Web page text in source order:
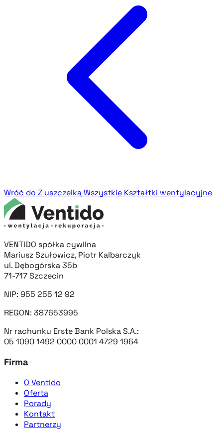
Wróć do Z uszczelkąWszystkie Kształtki wentylacyjne
VENTIDO spółka cywilna
Mariusz Szułowicz, Piotr Kalbarczyk
ul. Dębogórska 35b
71-717 Szczecin
NIP: 955 255 12 92
REGON: 387653995
Nr rachunku Erste Bank Polska S.A.:
05 1090 1492 0000 0001 4729 1964
Firma
O Ventido
Oferta
Porady
Kontakt
Partnerzy